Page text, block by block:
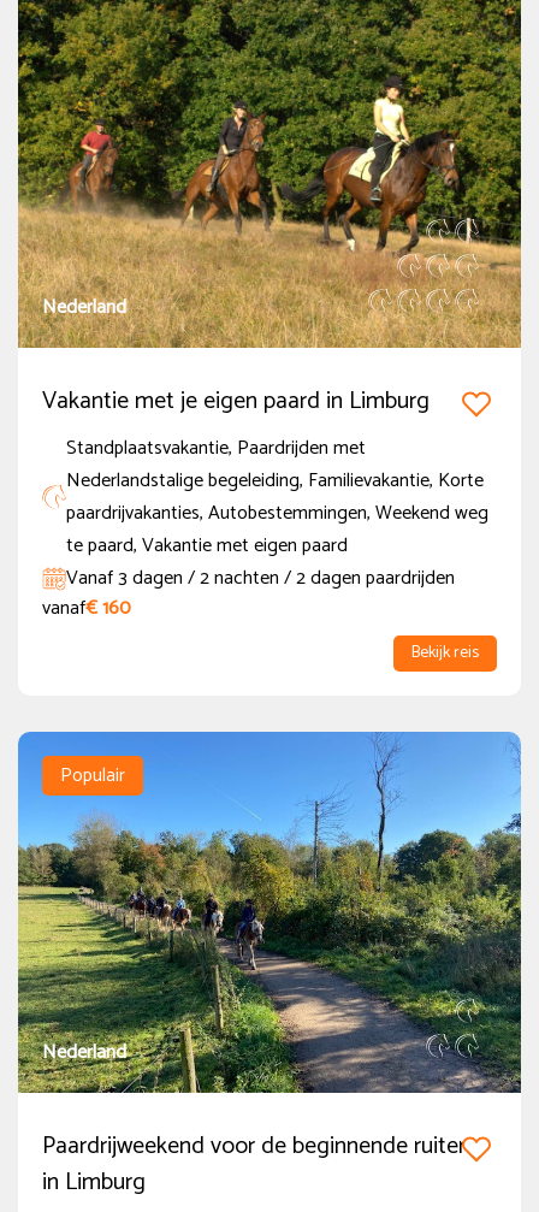
Nederland
Vakantie met je eigen paard in Limburg
Standplaatsvakantie, Paardrijden met
Nederlandstalige begeleiding, Familievakantie, Korte
paardrijvakanties, Autobestemmingen, Weekend weg
te paard, Vakantie met eigen paard
Vanaf 3 dagen / 2 nachten / 2 dagen paardrijden
vanaf€ 160
Bekijk reis
Populair
Nederland
Paardrijweekend voor de beginnende ruiter
in Limburg